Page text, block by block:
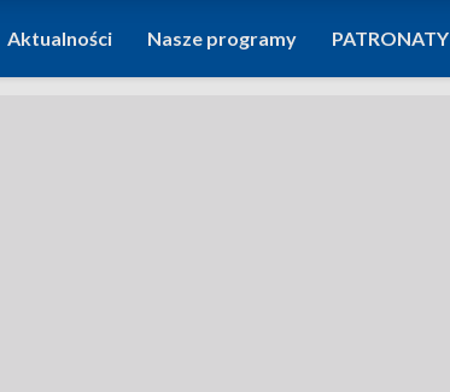
Aktualności Nasze programy PATRONATY